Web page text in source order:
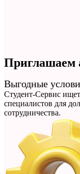
Приглашаем
Выгодные
Студент-Сервис
специалистов для
сотрудничества.